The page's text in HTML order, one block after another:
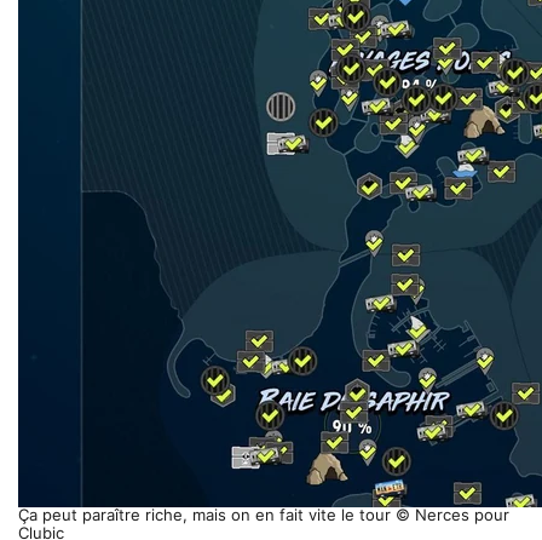
Ça peut paraître riche, mais on en fait vite le tour © Nerces pour
Clubic